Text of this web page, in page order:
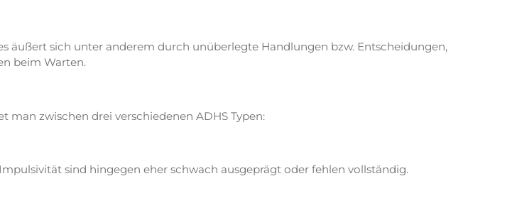
äußert sich unter anderem durch unüberlegte Handlungen bzw. Entscheidungen,
beim Warten.
man zwischen drei verschiedenen ADHS Typen:
sind hingegen eher schwach ausgeprägt oder fehlen vollständig.